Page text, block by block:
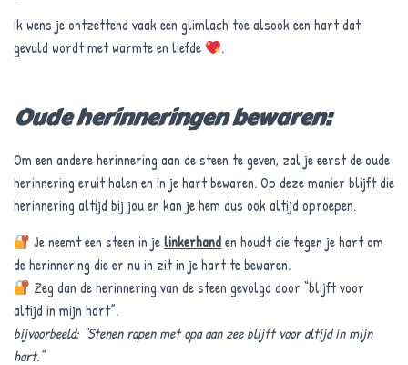
Ik wens je ontzettend vaak een glimlach toe alsook een hart dat
gevuld wordt met warmte en liefde
.
Oude herinneringen bewaren:
Om een andere herinnering aan de steen te geven, zal je eerst de oude
herinnering eruit halen en in je hart bewaren. Op deze manier blijft die
herinnering altijd bij jou en kan je hem dus ook altijd oproepen.
Je neemt een steen in jelinkerhanden houdt die tegen je hart om
de herinnering die er nu in zit in je hart te bewaren.
Zeg dan de herinnering van de steen gevolgd door “blijft voor
altijd in mijn hart”.
bijvoorbeeld: “Stenen rapen met opa aan zee blijft voor altijd in mijn
hart.”